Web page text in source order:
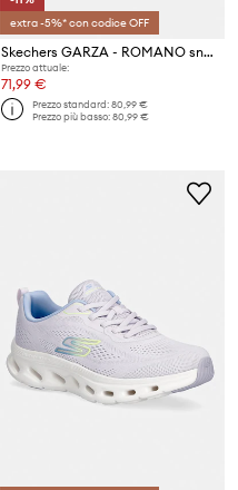
extra -5%* con codice OFF
Skechers GARZA - ROMANO sneakers da uomo
Prezzo attuale:
71,99 €
Prezzo standard:80,99 €
Prezzo più basso:80,99 €